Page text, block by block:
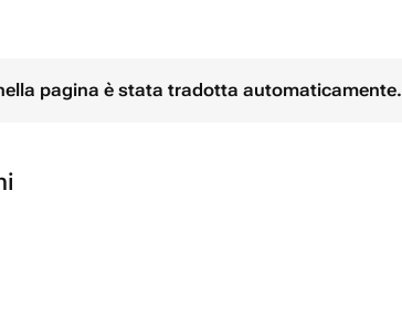
pagina è stata tradotta automaticamente.